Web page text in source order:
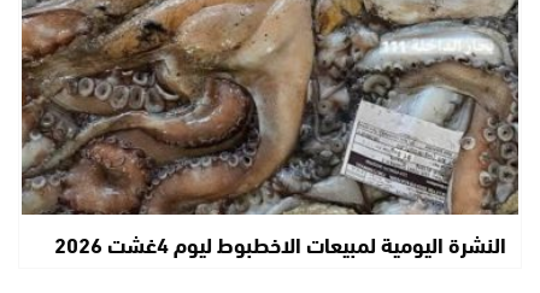
النشرة اليومية لمبيعات الاخطبوط ليوم 4غشت 2026